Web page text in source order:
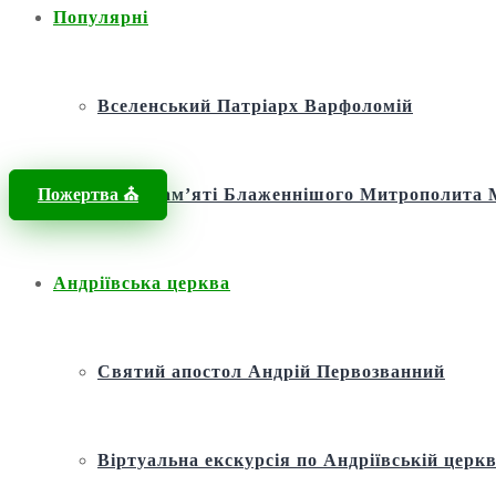
Популярні
Вселенський Патріарх Варфоломій
Фонд пам’яті Блаженнішого
Андріївська церква
Святий апостол Андрій Первозванний
Віртуальна екскурсія по Андріївській
Пожертва ⛪️